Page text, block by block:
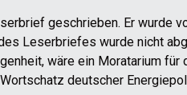
geschrieben. Er wurde
Leserbriefes wurde nicht
wäre ein Moratarium
deutscher